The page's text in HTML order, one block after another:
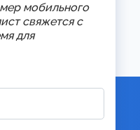
мобильного
свяжется с
для